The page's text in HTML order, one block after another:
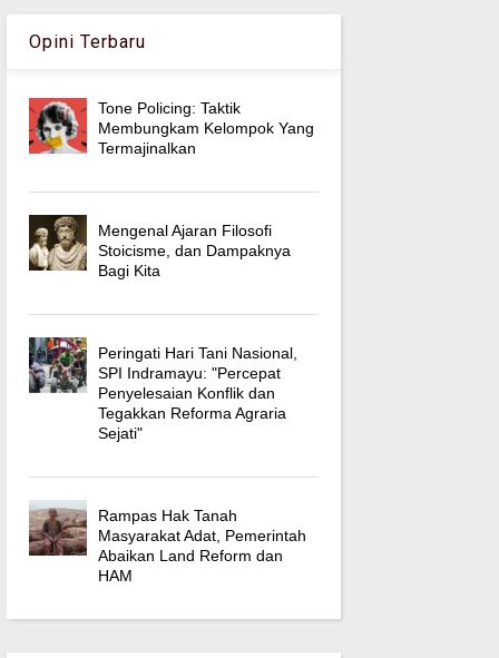
Opini Terbaru
Tone Policing: Taktik
Membungkam Kelompok Yang
Termajinalkan
Mengenal Ajaran Filosofi
Stoicisme, dan Dampaknya
Bagi Kita
Peringati Hari Tani Nasional,
SPI Indramayu: "Percepat
Penyelesaian Konflik dan
Tegakkan Reforma Agraria
Sejati"
Rampas Hak Tanah
Masyarakat Adat, Pemerintah
Abaikan Land Reform dan
HAM